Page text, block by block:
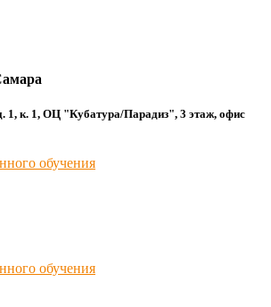
1, к. 1, ОЦ "Кубатура/Парадиз", 3 этаж, офис
обучения
обучения